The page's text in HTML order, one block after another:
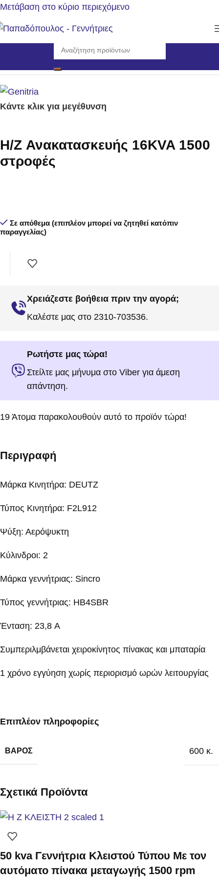
Μετάβαση στο κύριο περιεχόμενο
Αρχική σελίδα/Γεννήτριες/Η/Ζ Ανακατασκευής 1500rpm
Κάντε κλικ για μεγέθυνση
H/Z Ανακατασκευής 16KVA 1500
στροφές
Σε απόθεμα (επιπλέον μπορεί να ζητηθεί κατόπιν
παραγγελίας)
Χρειάζεστε βοήθεια πριν την αγορά;
Καλέστε μας στο 2310-703536.
Ρωτήστε μας τώρα!
Στείλτε μας μήνυμα στο Viber για άμεση
απάντηση.
19 Άτομα παρακολουθούν αυτό το προϊόν τώρα!
Περιγραφή
Μάρκα Κινητήρα: DEUTZ
Τύπος Κινητήρα: F2L912
Ψύξη: Αερόψυκτη
Κύλινδροι: 2
Μάρκα γεννήτριας: Sincro
Τύπος γεννήτριας: HB4SBR
Ένταση: 23,8 A
Συμπεριλμβάνεται χειροκίνητος πίνακας και μπαταρία
1 χρόνο εγγύηση χωρίς περιορισμό ωρών λειτουργίας
Επιπλέον πληροφορίες
ΒΆΡΟΣ 600 κ.
Σχετικά Προϊόντα
50 kva Γεννήτρια Κλειστού Τύπου Με τον
αυτόματο πίνακα μεταγωγής 1500 rpm